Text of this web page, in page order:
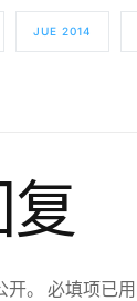
JUE 2014
。 必填项已用